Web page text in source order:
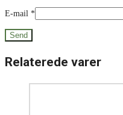
E-mail *
Relaterede varer